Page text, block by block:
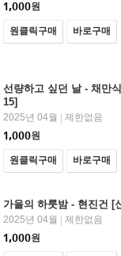
1,000원
원클릭구매 바로구매
선량하고 싶던 날 - 채만
15]
2025년 04월
제한없음
1,000원
원클릭구매 바로구매
가을의 하룻밤 - 현진건 [
2025년 04월
제한없음
1,000원